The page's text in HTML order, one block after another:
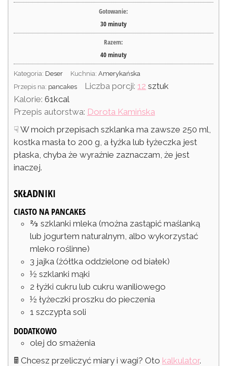
Gotowanie:
30minuty
Razem:
40minuty
Kategoria: Deser Kuchnia:Amerykańska
Przepis na: pancakes Liczba porcji:12 sztuk
Kalorie: 61kcal
Przepis autorstwa: Dorota Kamińska
☟ W moich przepisach szklanka ma zawsze 250 ml,
kostka masła to 200 g, a łyżka lub łyżeczka jest
płaska, chyba że wyraźnie zaznaczam, że jest
inaczej.
SKŁADNIKI
CIASTO NA PANCAKES
⅔ szklanki mleka (można zastąpić maślanką
lub jogurtem naturalnym, albo wykorzystać
mleko roślinne)
3 jajka (żółtka oddzielone od białek)
½ szklanki mąki
2 łyżki cukru lub cukru waniliowego
½ łyżeczki proszku do pieczenia
1 szczypta soli
DODATKOWO
olej do smażenia
🖩 Chcesz przeliczyć miary i wagi? Oto kalkulator.